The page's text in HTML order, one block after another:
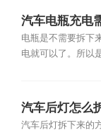
汽车电瓶充电
电瓶是不需要拆下
电就可以了。所以
汽车后灯怎么
汽车后灯拆下来的